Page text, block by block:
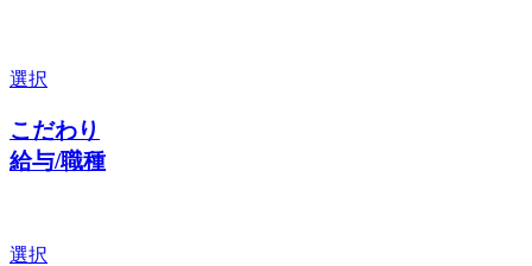
選択
こだわり
給与/職種
選択